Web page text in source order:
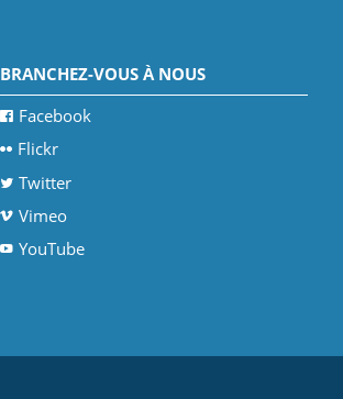
BRANCHEZ-VOUS À NOUS
Facebook
Flickr
Twitter
Vimeo
YouTube